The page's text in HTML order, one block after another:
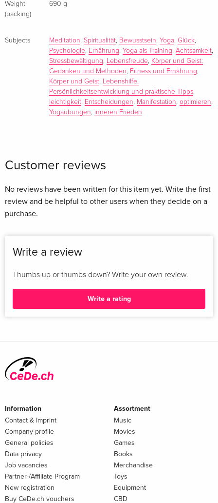
gearbeitet. Heute ist sie Coach, Trainerin und Yogalehrerin,
Summary
Silja Mahlow steht mitten im urbanen Leben, und das mit
Leichtigkeit, Lebensfreude und einer bejahenden Sicht auf
Techniken wie Psychologie und Coaching mit der uralten
aufgebaut und, wie man es von ihr kennt, immer leicht,
freudig und entspannt. So geschieht es wie von selbst, dass
man das Bewusstsein verändert, inneren Frieden findet, Kraft
Weight
(packing)
690 g
Subjects Meditation, Spiritualität, Bewusstsein, Yoga, Glück,
Psychologie, Ernährung, Yoga als Training, Achtsamkeit,
Stressbewältigung, Lebensfreude, Körper und Geist:
Gedanken und Methoden, Fitness und Ernährung,
Körper und Geist, Lebenshilfe,
Persönlichkeitsentwicklung und praktische Tipps,
leichtigkeit, Entscheidungen, Manifestation, optimieren,
Yogaübungen, inneren Frieden
Customer reviews
No reviews have been written for this item yet. Write the first
review and be helpful to other users when they decide on a
purchase.
Write a review
Thumbs up or thumbs down? Write your own review.
Write a rating
Information
Contact & Imprint
Company profile
General policies
Data privacy
Job vacancies
Partner-/Affiliate Program
New registration
Buy CeDe.ch vouchers
Assortment
Music
Movies
Games
Books
Merchandise
Toys
Equipment
CBD